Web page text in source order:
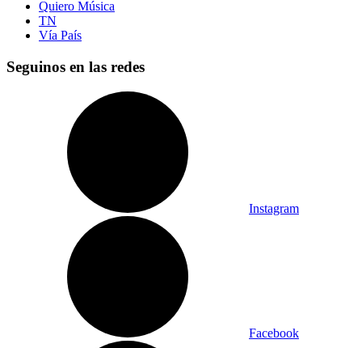
Quiero Música
TN
Vía País
Seguinos en las redes
Instagram
Facebook